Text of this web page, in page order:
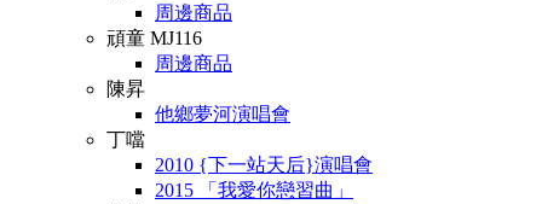
周邊商品
頑童 MJ116
周邊商品
陳昇
他鄉夢河演唱會
丁噹
2010 {下一站天后}演唱會
2015 「我愛你戀習曲」